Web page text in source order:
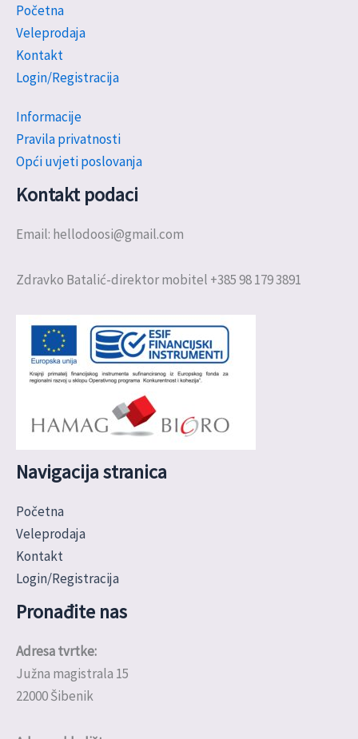
Početna
Veleprodaja
Kontakt
Login/Registracija
Informacije
Pravila privatnosti
Opći uvjeti poslovanja
Kontakt podaci
Email: hellodoosi@gmail.com
Zdravko Batalić-direktor mobitel +385 98 179 3891
Navigacija stranica
Početna
Veleprodaja
Kontakt
Login/Registracija
Pronađite nas
Adresa tvrtke:
Južna magistrala 15
22000 Šibenik